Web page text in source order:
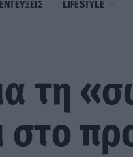
LIFESTYLE
τη
στο